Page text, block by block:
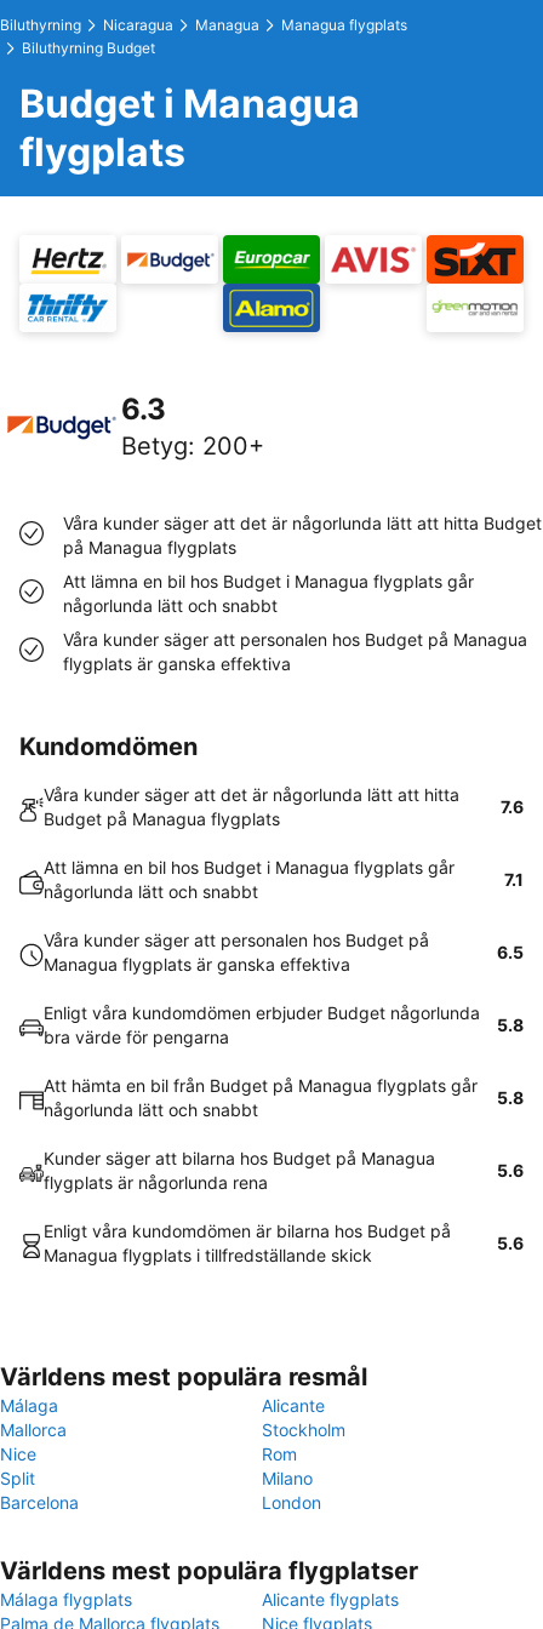
Biluthyrning Nicaragua Managua
Managua flygplats
Biluthyrning Budget
Budget i Managua
flygplats
6.3
Betyg: 200+
Våra kunder säger att det är någorlunda lätt att hitta Budget
på Managua flygplats
Att lämna en bil hos Budget i Managua flygplats går
någorlunda lätt och snabbt
Våra kunder säger att personalen hos Budget på Managua
flygplats är ganska effektiva
Kundomdömen
Våra kunder säger att det är någorlunda lätt att hitta
Budget på Managua flygplats
7.6
Att lämna en bil hos Budget i Managua flygplats går
någorlunda lätt och snabbt
7.1
Våra kunder säger att personalen hos Budget på
Managua flygplats är ganska effektiva
6.5
Enligt våra kundomdömen erbjuder Budget någorlunda
bra värde för pengarna
5.8
Att hämta en bil från Budget på Managua flygplats går
någorlunda lätt och snabbt
5.8
Kunder säger att bilarna hos Budget på Managua
flygplats är någorlunda rena
5.6
Enligt våra kundomdömen är bilarna hos Budget på
Managua flygplats i tillfredställande skick
5.6
Världens mest populära resmål
Málaga
Alicante
Mallorca
Stockholm
Nice
Rom
Split
Milano
Barcelona
London
Världens mest populära flygplatser
Málaga flygplats
Alicante flygplats
Palma de Mallorca flygplats
Nice flygplats